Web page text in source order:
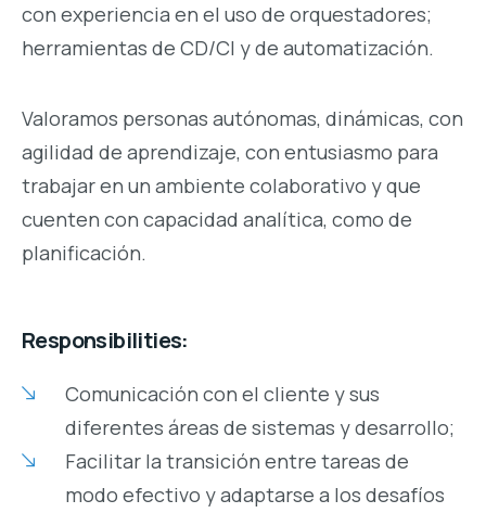
con experiencia en el uso de orquestadores;
herramientas de CD/CI y de automatización.
Valoramos personas autónomas, dinámicas, con
agilidad de aprendizaje, con entusiasmo para
trabajar en un ambiente colaborativo y que
cuenten con capacidad analítica, como de
planificación.
Responsibilities:
Comunicación con el cliente y sus
diferentes áreas de sistemas y desarrollo;
Facilitar la transición entre tareas de
modo efectivo y adaptarse a los desafíos